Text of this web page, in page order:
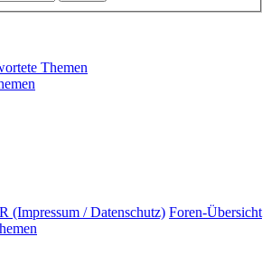
Themen
(Impressum / Datenschutz) Foren-Übersicht